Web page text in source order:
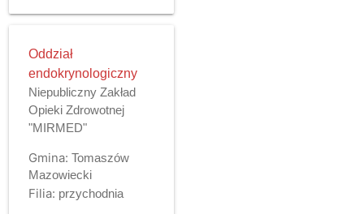
Oddział
endokrynologiczny
Niepubliczny Zakład
Opieki Zdrowotnej
"MIRMED"
Gmina: Tomaszów
Mazowiecki
Filia: przychodnia